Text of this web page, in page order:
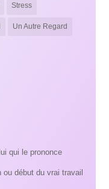
Stress
Un Autre Regard
qui le prononce
ou début du vrai travail